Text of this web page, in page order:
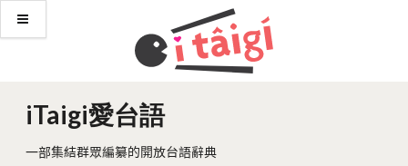
iTaigi愛台語
一部集結群眾編纂的開放台語辭典